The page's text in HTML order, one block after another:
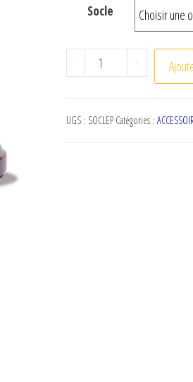
Socle
- quantité de Socle de
+
UGS : SOCLEP Catégories :